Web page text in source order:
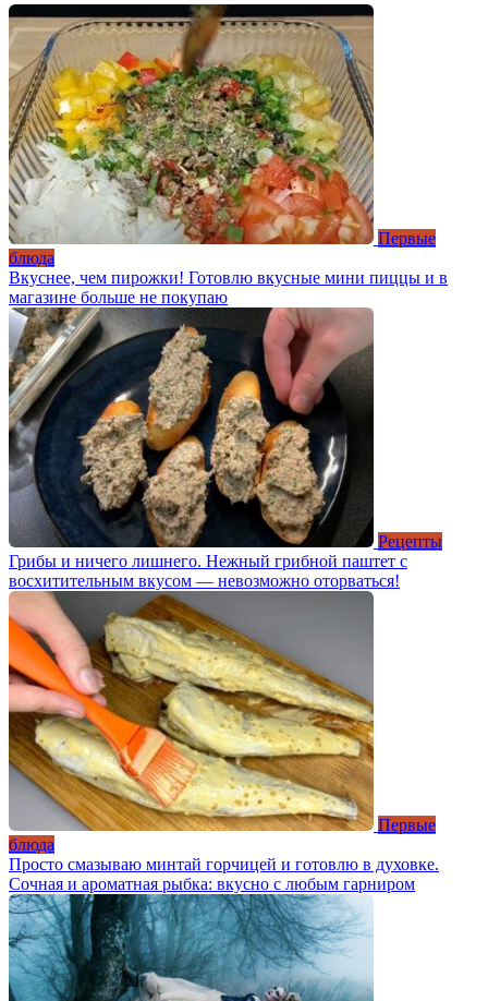
Первые
блюда
Вкуснее, чем пирожки! Готовлю вкусные мини пиццы и в
магазине больше не покупаю
Рецепты
Грибы и ничего лишнего. Нежный грибной паштет с
восхитительным вкусом — невозможно оторваться!
Первые
блюда
Просто смазываю минтай горчицей и готовлю в духовке.
Сочная и ароматная рыбка: вкусно с любым гарниром